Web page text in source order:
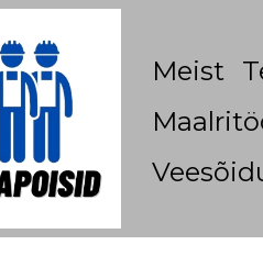
Meist